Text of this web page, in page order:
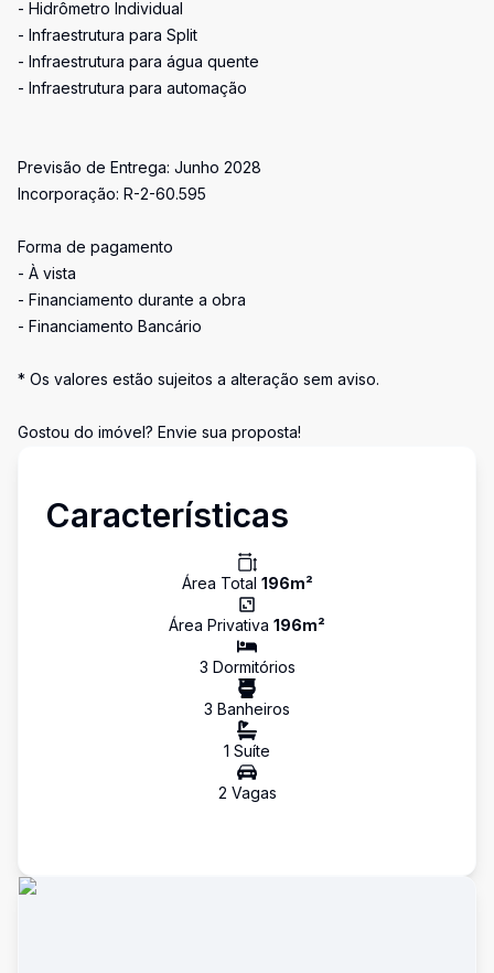
- Hidrômetro Individual
- Infraestrutura para Split
- Infraestrutura para água quente
- Infraestrutura para automação
Previsão de Entrega: Junho 2028
Incorporação: R-2-60.595
Forma de pagamento
- À vista
- Financiamento durante a obra
- Financiamento Bancário
* Os valores estão sujeitos a alteração sem aviso.
Gostou do imóvel? Envie sua proposta!
Características
Área Total 196m²
Área Privativa 196m²
3 Dormitórios
3 Banheiros
1 Suíte
2 Vagas